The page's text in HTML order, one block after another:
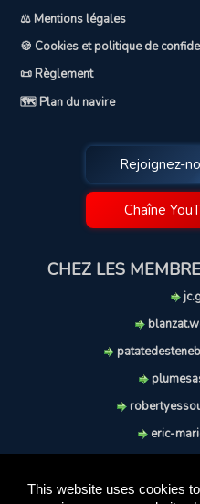
This website uses cookies
⚖️ Mentions légales
🍪 Cookies et politique de
📜 Règlement
🗺️ Plan du navire
Rejoignez-
Chaîne
CHEZ LES
eric-